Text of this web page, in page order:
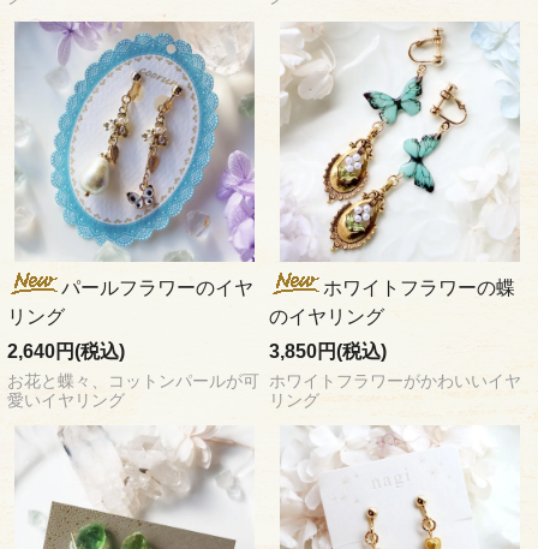
パールフラワーのイヤ
リング
2,640円(税込)
お花と蝶々、コットンパールが可
愛いイヤリング
ホワイトフラワーの蝶
のイヤリング
3,850円(税込)
ホワイトフラワーがかわいいイヤ
リング